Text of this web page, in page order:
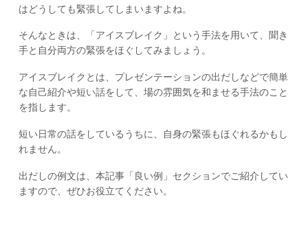
はどうしても緊張してしまいますよね。
そんなときは、「アイスブレイク」という手法を用いて、聞き
手と自分両方の緊張をほぐしてみましょう。
アイスブレイクとは、プレゼンテーションの出だしなどで簡単
な自己紹介や短い話をして、場の雰囲気を和ませる手法のこと
を指します。
短い日常の話をしているうちに、自身の緊張もほぐれるかもし
れません。
出だしの例文は、本記事「良い例」セクションでご紹介してい
ますので、ぜひお役立てください。